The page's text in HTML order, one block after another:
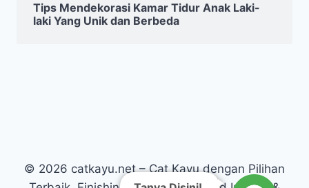
Tips Mendekorasi Kamar Tidur Anak Laki-
laki Yang Unik dan Berbeda
© 2026 catkayu.net – Cat Kayu dengan Pilihan